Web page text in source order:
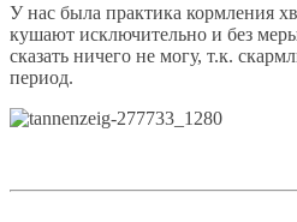
У нас была практика кормления
кушают исключительно и без
сказать ничего не могу, т.к.
период.